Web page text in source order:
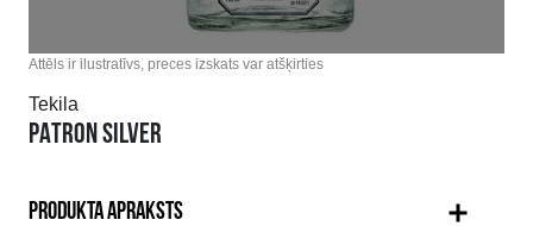
Attēls ir ilustratīvs, preces izskats var atšķirties
Tekila
PATRON SILVER
PRODUKTA APRAKSTS